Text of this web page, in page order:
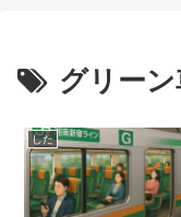
グリー
した